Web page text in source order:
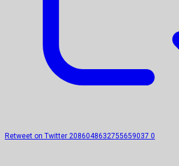
Retweet on Twitter 2086048632755659037 0